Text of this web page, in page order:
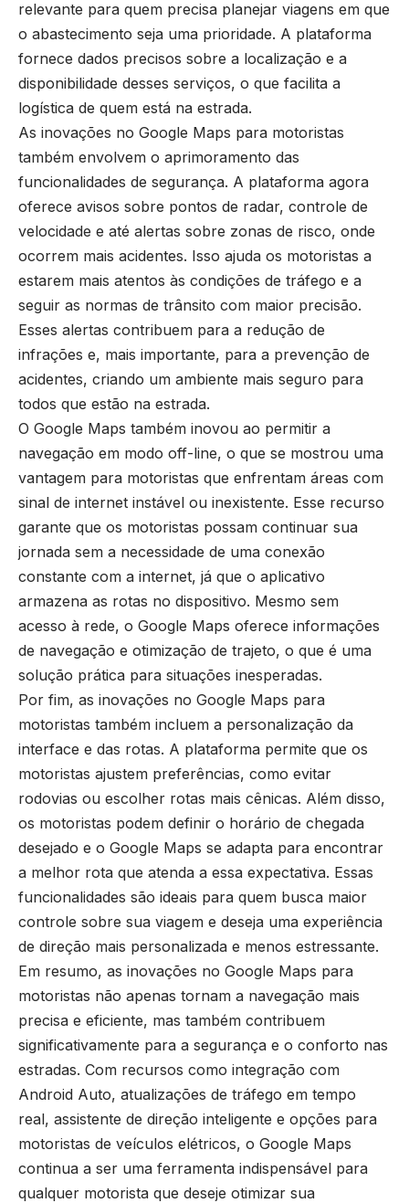
relevante para quem precisa planejar viagens em que
o abastecimento seja uma prioridade. A plataforma
fornece dados precisos sobre a localização e a
disponibilidade desses serviços, o que facilita a
logística de quem está na estrada.
As inovações no Google Maps para motoristas
também envolvem o aprimoramento das
funcionalidades de segurança. A plataforma agora
oferece avisos sobre pontos de radar, controle de
velocidade e até alertas sobre zonas de risco, onde
ocorrem mais acidentes. Isso ajuda os motoristas a
estarem mais atentos às condições de tráfego e a
seguir as normas de trânsito com maior precisão.
Esses alertas contribuem para a redução de
infrações e, mais importante, para a prevenção de
acidentes, criando um ambiente mais seguro para
todos que estão na estrada.
O Google Maps também inovou ao permitir a
navegação em modo off-line, o que se mostrou uma
vantagem para motoristas que enfrentam áreas com
sinal de internet instável ou inexistente. Esse recurso
garante que os motoristas possam continuar sua
jornada sem a necessidade de uma conexão
constante com a internet, já que o aplicativo
armazena as rotas no dispositivo. Mesmo sem
acesso à rede, o Google Maps oferece informações
de navegação e otimização de trajeto, o que é uma
solução prática para situações inesperadas.
Por fim, as inovações no Google Maps para
motoristas também incluem a personalização da
interface e das rotas. A plataforma permite que os
motoristas ajustem preferências, como evitar
rodovias ou escolher rotas mais cênicas. Além disso,
os motoristas podem definir o horário de chegada
desejado e o Google Maps se adapta para encontrar
a melhor rota que atenda a essa expectativa. Essas
funcionalidades são ideais para quem busca maior
controle sobre sua viagem e deseja uma experiência
de direção mais personalizada e menos estressante.
Em resumo, as inovações no Google Maps para
motoristas não apenas tornam a navegação mais
precisa e eficiente, mas também contribuem
significativamente para a segurança e o conforto nas
estradas. Com recursos como integração com
Android Auto, atualizações de tráfego em tempo
real, assistente de direção inteligente e opções para
motoristas de veículos elétricos, o Google Maps
continua a ser uma ferramenta indispensável para
qualquer motorista que deseje otimizar sua